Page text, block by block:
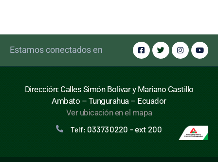
Estamos conectados en
Dirección: Calles Simón Bolivar y Mariano Castillo
Ambato – Tungurahua – Ecuador
Ver ubicación en el mapa
Telf: 033730220 - ext 200